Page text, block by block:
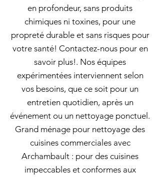
en profondeur, sans produits
chimiques ni toxines, pour une
propreté durable et sans risques pour
votre santé! Contactez-nous pour en
savoir plus!. Nos équipes
expérimentées interviennent selon
vos besoins, que ce soit pour un
entretien quotidien, après un
événement ou un nettoyage ponctuel.
Grand ménage pour nettoyage des
cuisines commerciales avec
Archambault : pour des cuisines
impeccables et conformes aux